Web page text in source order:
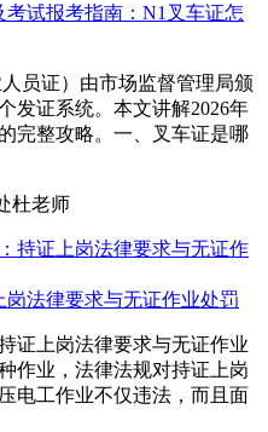
考试报考指南：N1叉车证怎
员证）由市场监督管理局颁
发证系统。本文讲解2026年
完整攻略。一、叉车证是哪
杜老师
法律要求与无证作业处罚
证上岗法律要求与无证作业
作业，法律法规对持证上岗
电工作业不仅违法，而且面